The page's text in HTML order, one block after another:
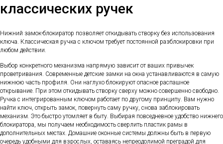
классических ручек
Нижний замок-блокиратор позволяет откидывать створку без использования
ключа. Классическая ручка с ключом требует постоянной разблокировки при
любом действии.
Выбор конкретного механизма напрямую зависит от ваших привычек
проветривания. Современные детские замки на окна устанавливаются в самую
нижнюю часть профиля. Они наглухо блокируют опасное распашное
открывание. При этом откидывать створку сверху можно совершенно свободно.
Ручка с интегрированным ключом работает по другому принципу. Вам нужно
найти ключ, открыть замок, повернуть саму ручку, снова заблокировать
механизм. Это быстро утомляет в быту. Выбирая повседневное удобство нижнего
блокиратора, мы получаем необходимость сверлить пластик рамы в
дополнительных местах. Домашние оконные системы должны быть в первую
очередь удобными для взрослых, оставаясь непреодолимой преградой для